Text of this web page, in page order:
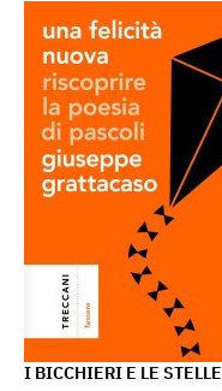
I BICCHIERI E LE STELLE